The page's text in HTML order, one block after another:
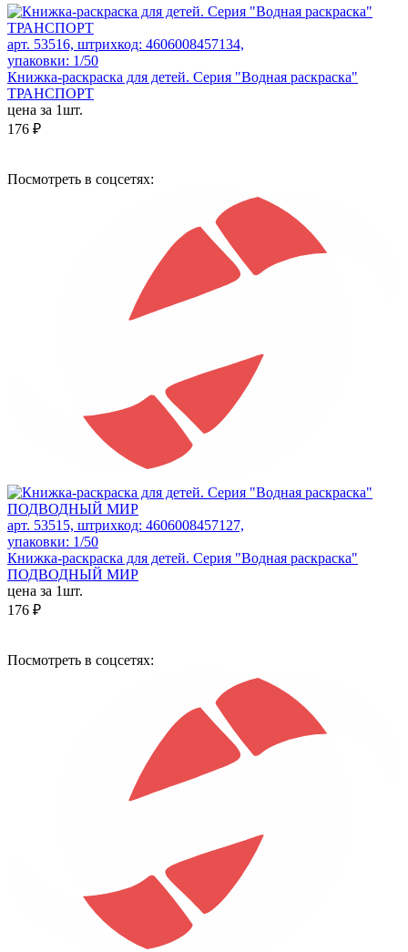
арт. 53516, штрихкод: 4606008457134,
упаковки: 1/50
Книжка-раскраска для детей. Серия "Водная раскраска"
ТРАНСПОРТ
цена за 1шт.
176 ₽
Посмотреть в соцсетях:
арт. 53515, штрихкод: 4606008457127,
упаковки: 1/50
Книжка-раскраска для детей. Серия "Водная раскраска"
ПОДВОДНЫЙ МИР
цена за 1шт.
176 ₽
Посмотреть в соцсетях: